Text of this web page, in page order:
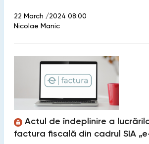
22 March /2024 08:00
Nicolae Manic
Actul de îndeplinire a
factura fiscală din cadrul SIA